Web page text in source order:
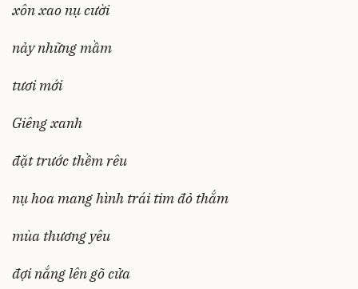
xôn xao nụ cười
nảy những mầm
tươi mới
Giêng xanh
đặt trước thềm rêu
nụ hoa mang hình trái tim đỏ thắm
mùa thương yêu
đợi nắng lên gõ cửa